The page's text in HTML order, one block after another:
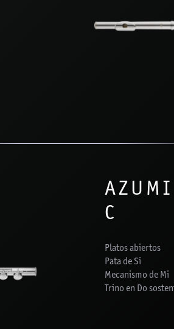
C
Platos abiertos
Pata de Si
Mecanismo de Mi
Trino en Do